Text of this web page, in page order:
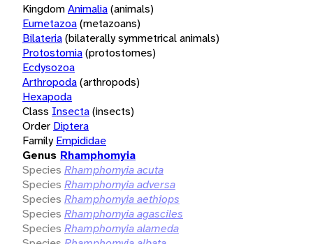
KingdomAnimalia(animals)
Eumetazoa(metazoans)
Bilateria(bilaterally symmetrical animals)
Protostomia(protostomes)
Ecdysozoa
Arthropoda(arthropods)
Hexapoda
Class Insecta(insects)
Order Diptera
Family Empididae
Genus Rhamphomyia
Species Rhamphomyia acuta
Species Rhamphomyia adversa
Species Rhamphomyia aethiops
Species Rhamphomyia agasciles
Species Rhamphomyia alameda